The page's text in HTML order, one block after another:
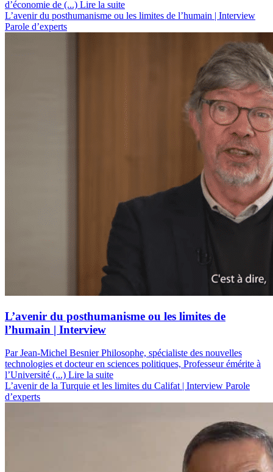
d’économie de (...) Lire la suite
L’avenir du posthumanisme ou les limites de l’humain | Interview
Parole d’experts
L’avenir du posthumanisme ou les limites de
l’humain | Interview
Par Jean-Michel BesnierPhilosophe, spécialiste des nouvelles
technologies et docteur en sciences politiques, Professeur émérite à
l’Université (...) Lire la suite
L’avenir de la Turquie et les limites du Califat | Interview Parole
d’experts